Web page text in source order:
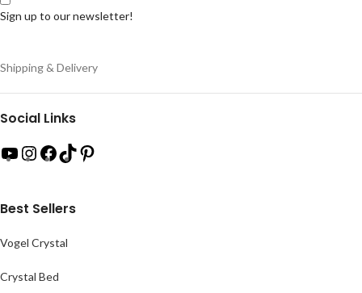
Sign up to our newsletter!
Shipping & Delivery
Social Links
Best Sellers
Vogel Crystal
Crystal Bed